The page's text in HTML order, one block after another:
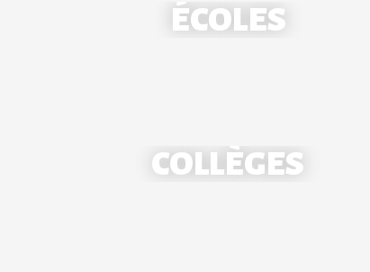
ÉCOLES
COLLÈGES